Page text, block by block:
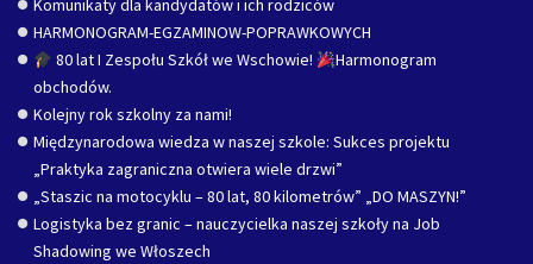
Komunikaty dla kandydatów i ich rodziców
HARMONOGRAM-EGZAMINOW-POPRAWKOWYCH
80 lat I Zespołu Szkół we Wschowie!
Harmonogram
obchodów.
Kolejny rok szkolny za nami!
Międzynarodowa wiedza w naszej szkole: Sukces projektu
„Praktyka zagraniczna otwiera wiele drzwi”
„Staszic na motocyklu – 80 lat, 80 kilometrów” „DO MASZYN!”
Logistyka bez granic – nauczycielka naszej szkoły na Job
Shadowing we Włoszech